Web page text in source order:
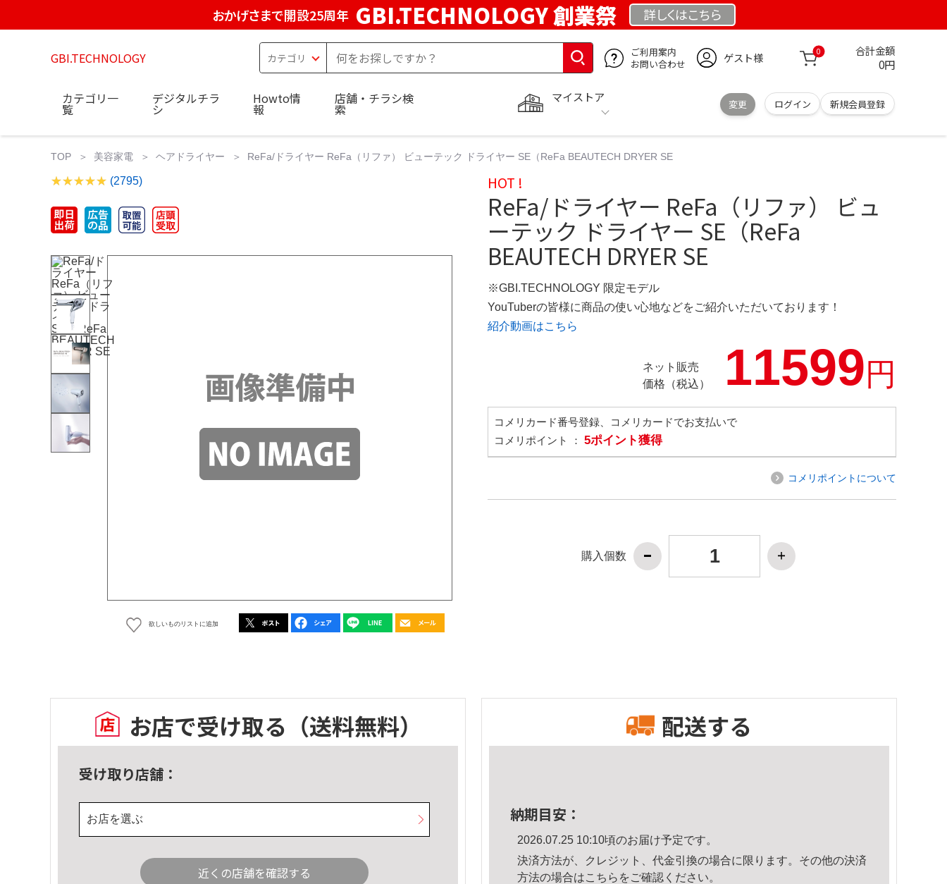
おかげさまで開設25周年 GBI.TECHNOLOGY 創業祭 詳しくはこちら
GBI.TECHNOLOGY
ご利用案内
お問い合わせ
ゲスト様 0 合計金額
0円
マイストア
変更 ログイン 新規会員登録
カテゴリ一
覧
デジタルチラ
シ
Howto情
報
店舗・チラシ検
索
TOP 美容家電 ヘアドライヤー ReFa/ドライヤー ReFa（リファ） ビューテック ドライヤー SE（ReFa BEAUTECH DRYER SE
(2795)
欲しいものリストに追加
HOT !
ReFa/ドライヤー ReFa（リファ） ビュ
ーテック ドライヤー SE（ReFa
BEAUTECH DRYER SE
※GBI.TECHNOLOGY 限定モデル
YouTuberの皆様に商品の使い心地などをご紹介いただいております！
紹介動画はこちら
ネット販売
価格（税込）
11599円
コメリカード番号登録、コメリカードでお支払いで
コメリポイント ： 5ポイント獲得
コメリポイントについて
購入個数
お店で受け取る （送料無料）
受け取り店舗：
お店を選ぶ
近くの店舗を確認する
配送する
納期目安：
2026.07.25 10:10頃のお届け予定です。
決済方法が、クレジット、代金引換の場合に限ります。その他の決済
方法の場合はこちら をご確認ください。